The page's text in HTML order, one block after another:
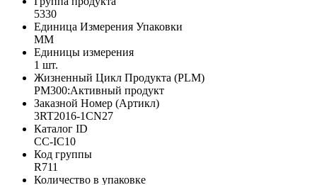
5330
Единица Измерения Упаковки
MM
Единицы измерения
1 шт.
Жизненный Цикл Продукта (PLM)
PM300:Активный продукт
Заказной Номер (Артикл)
3RT2016-1CN27
Каталог ID
CC-IC10
Код группы
R711
Количество в упаковке